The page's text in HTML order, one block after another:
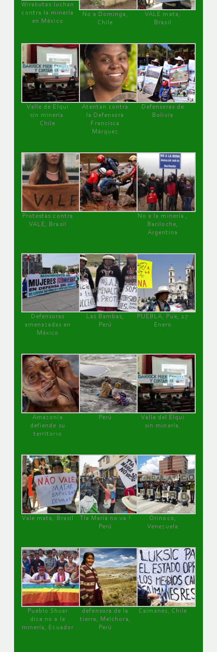
Wirakutas luchan
contra la minería
en México
No a Dominga,
Chile
VALE mata,
Brasil
Valle de Elqui
sin minería.
Chile
Atentan contra
la Defensora
Francisca
Márquez
Defensoras de
Bolivia
Protestas contra
VALE, Brasil
No a la minería ,
Bariloche,
Argentina
Defensoras
amenazadas en
México
Las Bambas,
Perú
PUEBLA, Pue, 27
Enero
Amazonía
defiende su
territorio
Perú
Valle del Elqui
sin minería.
Vale mata, Brasil
Tía María no va !
Perú
Orinoco,
Venezuela
Pueblo Shuar
dice no a la
minería, Ecuador
defensora de la
tierra, Melchora,
Perú
Caimanes, Chile